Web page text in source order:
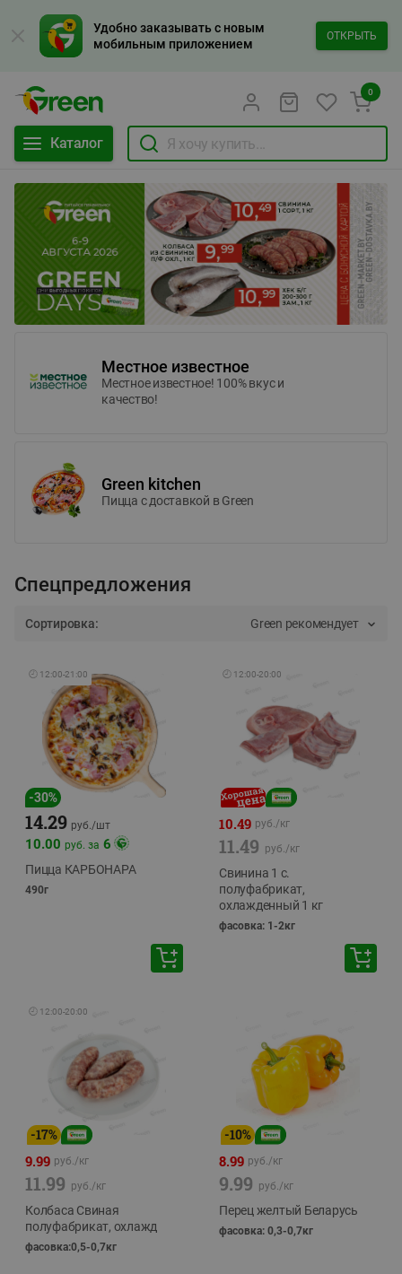
Удобно заказывать с новым
мобильным приложением
ОТКРЫТЬ
Каталог
0
Местное известное
Местное известное! 100% вкус и
качество!
Green kitchen
Пицца c доставкой в Green
Спецпредложения
Сортировка: Green рекомендует
🕘 12:00-21:00
-30%
14.29 руб./шт
10.00 руб. за 6
Пицца КАРБОНАРА
490г
🕘 12:00-20:00
10.49 руб./кг
11.49 руб./кг
Свинина 1 с.
полуфабрикат,
охлажденный 1 кг
фасовка: 1-2кг
🕘 12:00-20:00
-17%
9.99 руб./кг
11.99 руб./кг
Колбаса Свиная
полуфабрикат, охлажд
фасовка:0,5-0,7кг
-10%
8.99 руб./кг
9.99 руб./кг
Перец желтый Беларусь
фасовка: 0,3-0,7кг